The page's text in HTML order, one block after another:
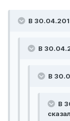
В
В
В
В